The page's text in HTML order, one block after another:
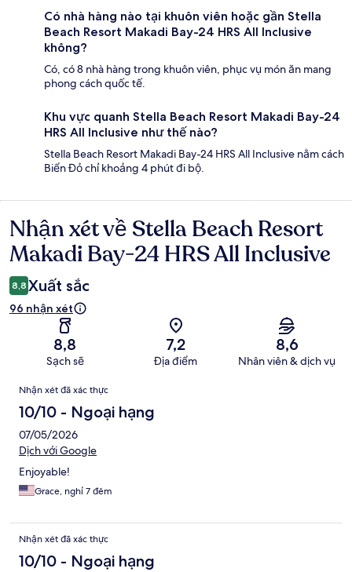
Có nhà hàng nào tại khuôn viên hoặc gần Stella
Beach Resort Makadi Bay-24 HRS All Inclusive
không?
Có, có 8 nhà hàng trong khuôn viên, phục vụ món ăn mang
phong cách quốc tế.
Khu vực quanh Stella Beach Resort Makadi Bay-24
HRS All Inclusive như thế nào?
Stella Beach Resort Makadi Bay-24 HRS All Inclusive nằm cách
Biển Đỏ chỉ khoảng 4 phút đi bộ.
Nhận
xét
Nhận xét về Stella Beach Resort
Makadi Bay-24 HRS All Inclusive
8,8 Xuất sắc
96 nhận xét
8,8
Sạch sẽ
7,2
Địa điểm
8,6
Nhân viên & dịch vụ
Nhận
xét
Nhận xét đã xác thực
10/10 - Ngoại hạng
07/05/2026
Dịch với Google
Enjoyable!
Grace, nghỉ 7 đêm
Nhận xét đã xác thực
10/10 - Ngoại hạng